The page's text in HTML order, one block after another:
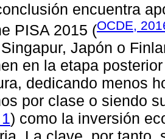
encuentra
PISA 2015 (OCDE,
Japón o
en la etapa
dedicando menos
por clase o siendo
) como la inversión